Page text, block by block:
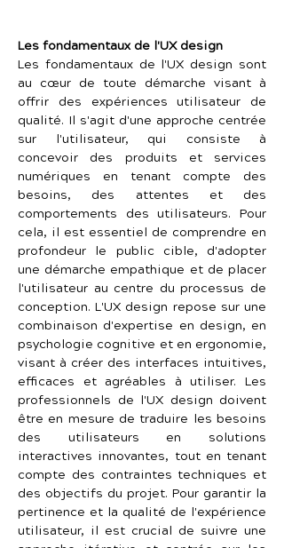
Les fondamentaux de l'UX design
Les fondamentaux de l'UX design sont
au cœur de toute démarche visant à
offrir des expériences utilisateur de
qualité. Il s'agit d'une approche centrée
sur l'utilisateur, qui consiste à
concevoir des produits et services
numériques en tenant compte des
besoins, des attentes et des
comportements des utilisateurs. Pour
cela, il est essentiel de comprendre en
profondeur le public cible, d'adopter
une démarche empathique et de placer
l'utilisateur au centre du processus de
conception. L'UX design repose sur une
combinaison d'expertise en design, en
psychologie cognitive et en ergonomie,
visant à créer des interfaces intuitives,
efficaces et agréables à utiliser. Les
professionnels de l'UX design doivent
être en mesure de traduire les besoins
des utilisateurs en solutions
interactives innovantes, tout en tenant
compte des contraintes techniques et
des objectifs du projet. Pour garantir la
pertinence et la qualité de l'expérience
utilisateur, il est crucial de suivre une